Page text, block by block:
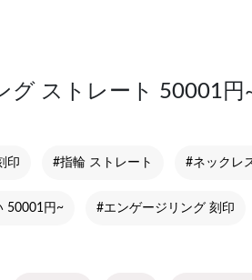
グ ストレート 50001
印 #指輪 ストレート #ネックレ
50001円~ #エンゲージリング 刻印